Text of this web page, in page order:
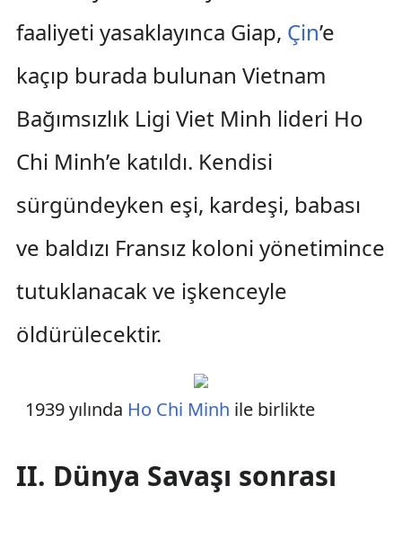
faaliyeti yasaklayınca Giap, Çin’e
kaçıp burada bulunan Vietnam
Bağımsızlık Ligi Viet Minh lideri Ho
Chi Minh’e katıldı. Kendisi
sürgündeyken eşi, kardeşi, babası
ve baldızı Fransız koloni yönetimince
tutuklanacak ve işkenceyle
öldürülecektir.
1939 yılında Ho Chi Minh ile birlikte
II. Dünya Savaşı sonrası